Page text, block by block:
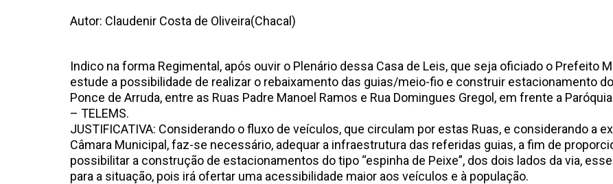
Autor: Claudenir Costa de Oliveira(Chacal)
Indico na forma Regimental, após ouvir o Plenário dessa Casa de Leis, que seja oficiado o Prefeito
estude a possibilidade de realizar o rebaixamento das guias/meio-fio e construir estacionamento do
Ponce de Arruda, entre as Ruas Padre Manoel Ramos e Rua Domingues Gregol, em frente a
– TELEMS.
JUSTIFICATIVA: Considerando o fluxo de veículos, que circulam por estas Ruas, e considerando a
Câmara Municipal, faz-se necessário, adequar a infraestrutura das referidas guias, a fim de
possibilitar a construção de estacionamentos do tipo “espinha de Peixe”, dos dois lados da via,
para a situação, pois irá ofertar uma acessibilidade maior aos veículos e à população.